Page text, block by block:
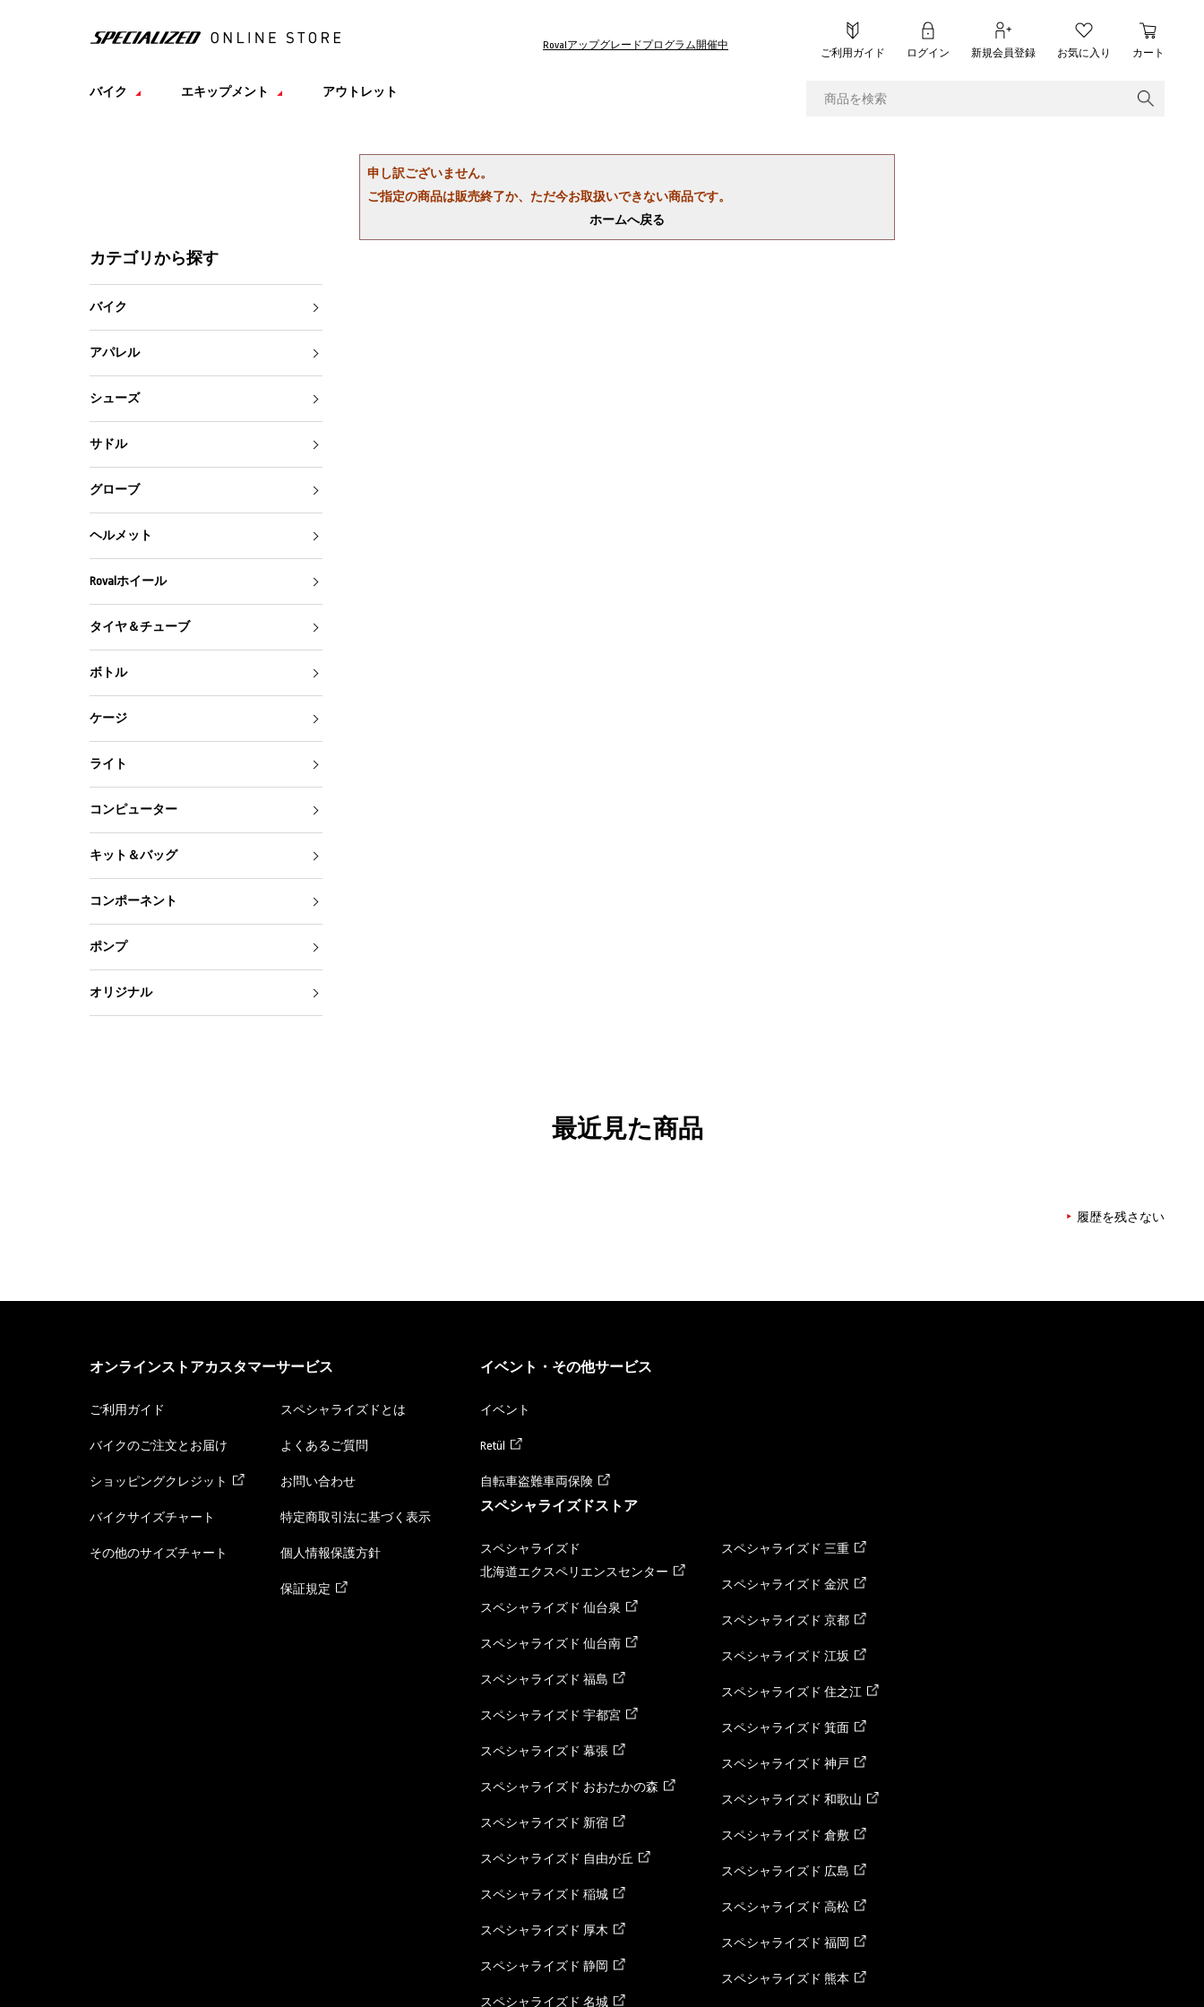
Rovalアップグレードプログラム開催中
ご利用ガイド ログイン 新規会員登録 お気に入り カート
バイク エキップメント アウトレット
申し訳ございません。
ご指定の商品は販売終了か、ただ今お取扱いできない商品です。
ホームへ戻る
カテゴリから探す
バイク
アパレル
シューズ
サドル
グローブ
ヘルメット
Rovalホイール
タイヤ＆チューブ
ボトル
ケージ
ライト
コンピューター
キット＆バッグ
コンポーネント
ポンプ
オリジナル
最近見た商品
履歴を残さない
オンラインストアカスタマーサービス
ご利用ガイド
バイクのご注文とお届け
ショッピングクレジット
バイクサイズチャート
その他のサイズチャート
スペシャライズドとは
よくあるご質問
お問い合わせ
特定商取引法に基づく表示
個人情報保護方針
保証規定
イベント・その他サービス
イベント
Retül
自転車盗難車両保険
スペシャライズドストア
スペシャライズド
北海道エクスペリエンスセンター
スペシャライズド 仙台泉
スペシャライズド 仙台南
スペシャライズド 福島
スペシャライズド 宇都宮
スペシャライズド 幕張
スペシャライズド おおたかの森
スペシャライズド 新宿
スペシャライズド 自由が丘
スペシャライズド 稲城
スペシャライズド 厚木
スペシャライズド 静岡
スペシャライズド 名城
スペシャライズド 三重
スペシャライズド 金沢
スペシャライズド 京都
スペシャライズド 江坂
スペシャライズド 住之江
スペシャライズド 箕面
スペシャライズド 神戸
スペシャライズド 和歌山
スペシャライズド 倉敷
スペシャライズド 広島
スペシャライズド 高松
スペシャライズド 福岡
スペシャライズド 熊本